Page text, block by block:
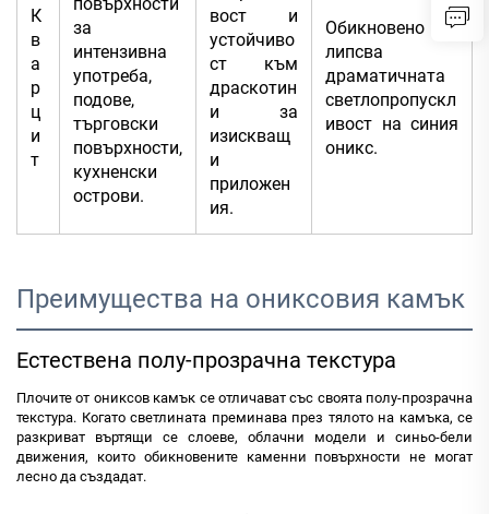
К
в
а
р
ц
и
т
за
интензивна
употреба,
подове,
търговски
повърхности,
кухненски
острови.
вост и
устойчиво
ст към
драскотин
и за
изискващ
и
приложен
ия.
Обикновено
липсва
драматичната
светлопропускл
ивост на синия
оникс.
Преимущества на ониксовия камък
Естествена полу-прозрачна текстура
Плочите от ониксов камък се отличават със своята полу-прозрачна
текстура. Когато светлината преминава през тялото на камъка, се
разкриват въртящи се слоеве, облачни модели и синьо-бели
движения, които обикновените каменни повърхности не могат
лесно да създадат.